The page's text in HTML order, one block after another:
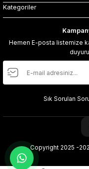
Kategoriler
Hemen E-posta listemize
Sık Sorulan
Copyright 2025 -